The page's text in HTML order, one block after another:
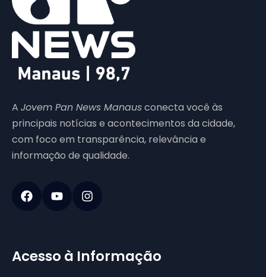
A Jovem Pan News Manausconecta você às
principais notícias e acontecimentos da cidade,
com foco em transparência, relevância e
informação de qualidade.
Acesso à Informação